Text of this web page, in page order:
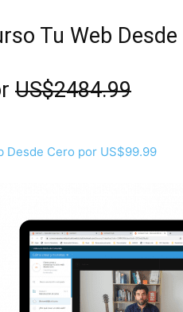
Tu Web Desde
US$2484.99
Desde Cero por US$99.99